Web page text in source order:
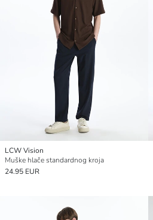
LCW Vision
Muške hlače standardnog kroja
24.95 EUR